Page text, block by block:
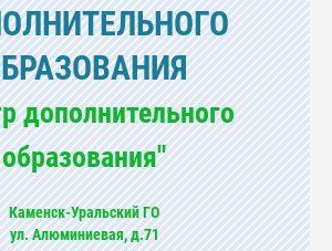
дополнительного
образования"
Каменск-Уральский ГО
ул. Алюминиевая, д.71